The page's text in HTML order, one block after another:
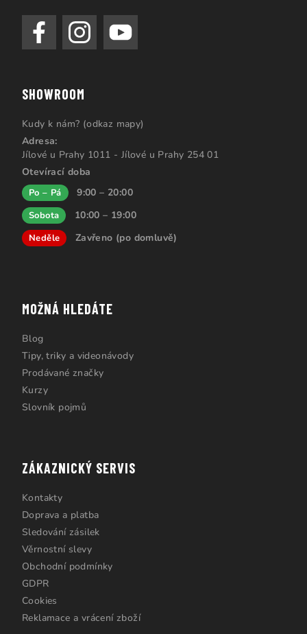
SHOWROOM
Kudy k nám? (odkaz mapy)
Adresa:
Jílové u Prahy 1011 - Jílové u Prahy 254 01
Otevírací doba
Po – Pá 9:00 – 20:00
Sobota 10:00 – 19:00
Neděle Zavřeno (po domluvě)
MOŽNÁ HLEDÁTE
Blog
Tipy, triky a videonávody
Prodávané značky
Kurzy
Slovník pojmů
ZÁKAZNICKÝ SERVIS
Kontakty
Doprava a platba
Sledování zásilek
Věrnostní slevy
Obchodní podmínky
GDPR
Cookies
Reklamace a vrácení zboží